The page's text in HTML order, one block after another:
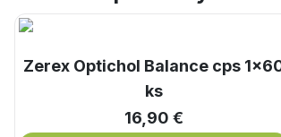
Zerex Optichol Balance cps
ks
16,90 €